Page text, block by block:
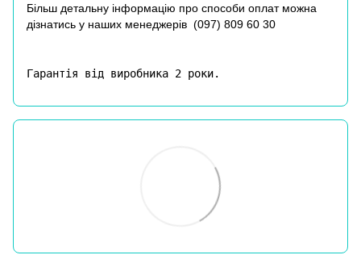
Більш детальну інформацію про способи оплат можна
дізнатись у наших менеджерів (097) 809 60 30
Гарантія від виробника 2 роки.